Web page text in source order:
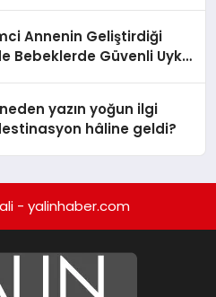
Annenin Geliştirdiği
Bebeklerde Güvenli Uyku
yazın yoğun ilgi
hâline geldi?
- yalinhaber.com